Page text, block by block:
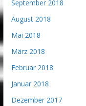
September 2018
August 2018
Mai 2018
März 2018
Februar 2018
Januar 2018
Dezember 2017